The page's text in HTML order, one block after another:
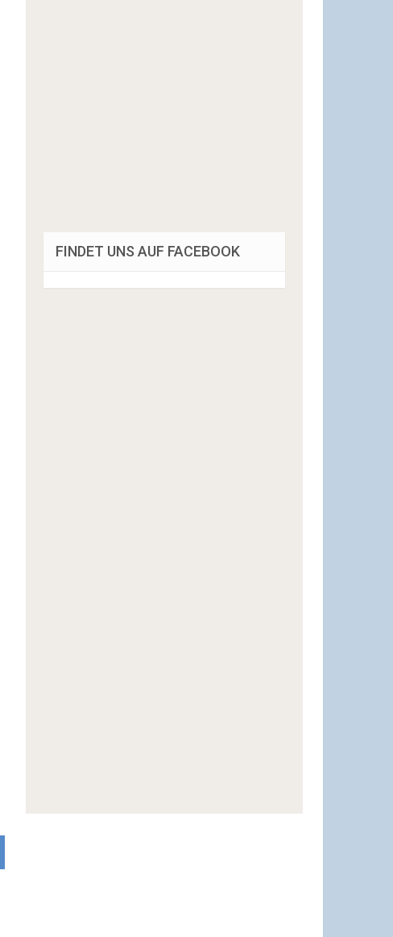
FINDET UNS AUF FACEBOOK